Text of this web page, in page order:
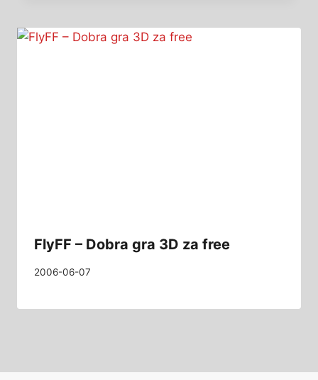
FlyFF – Dobra gra 3D za free
2006-06-07